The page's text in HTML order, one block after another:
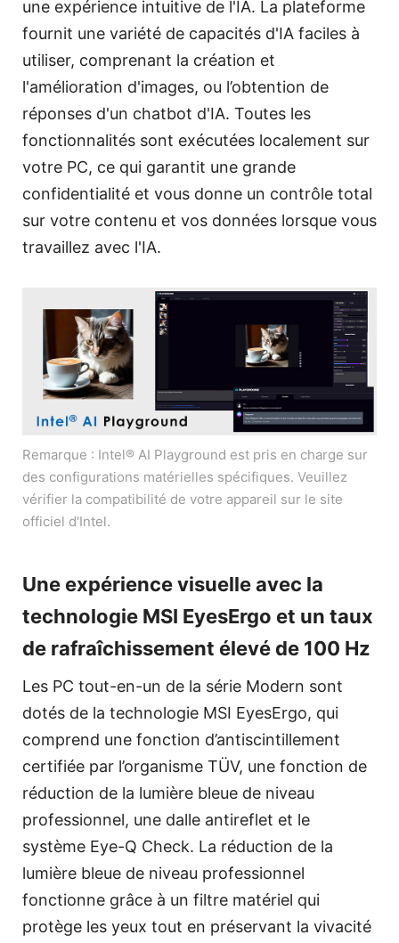
une expérience intuitive de l'IA. La plateforme
fournit une variété de capacités d'IA faciles à
utiliser, comprenant la création et
l'amélioration d'images, ou l’obtention de
réponses d'un chatbot d'IA. Toutes les
fonctionnalités sont exécutées localement sur
votre PC, ce qui garantit une grande
confidentialité et vous donne un contrôle total
sur votre contenu et vos données lorsque vous
travaillez avec l'IA.
Remarque : Intel® AI Playground est pris en charge sur
des configurations matérielles spécifiques. Veuillez
vérifier la compatibilité de votre appareil sur le site
officiel d'Intel.
Une expérience visuelle avec la
technologie MSI EyesErgo et un taux
de rafraîchissement élevé de 100 Hz
Les PC tout-en-un de la série Modern sont
dotés de la technologie MSI EyesErgo, qui
comprend une fonction d’antiscintillement
certifiée par l’organisme TÜV, une fonction de
réduction de la lumière bleue de niveau
professionnel, une dalle antireflet et le
système Eye-Q Check. La réduction de la
lumière bleue de niveau professionnel
fonctionne grâce à un filtre matériel qui
protège les yeux tout en préservant la vivacité